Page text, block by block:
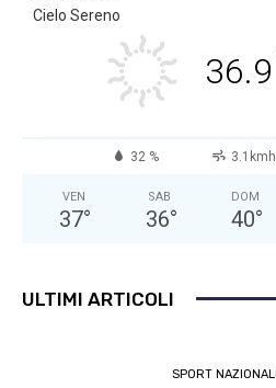
Cielo Sereno
36.9
32 % 3.1kmh
VEN
37°
SAB
36°
DOM
40°
ULTIMI ARTICOLI
SPORT